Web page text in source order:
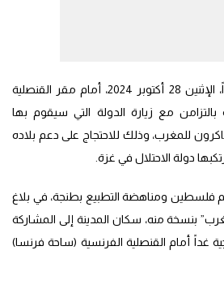
يستعد مغاربة للتظاهر غداً، الإثنين 28 أكتوبر 2024، أمام مقر القنصلية
مع زيارة الدولة التي سيقوم بها
للمغرب، وذلك للاحتجاج على دعم بلاده
دولة الاحتلال في غزة.
فلسطين ومناهضة التطبيع بطنجة، في بلاغ
بنسخة منه، سكان المدينة إلى المشاركة
غداً أمام القنصلية الفرنسية (ساحة فرنسا)